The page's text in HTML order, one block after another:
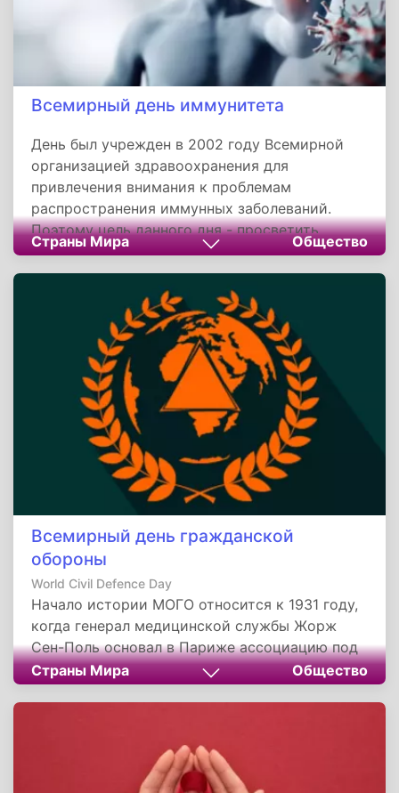
Всемирный день иммунитета
День был учрежден в 2002 году Всемирной
организацией здравоохранения для
привлечения внимания к проблемам
распространения иммунных заболеваний.
Поэтому цель данного дня - просветить
общество о факторах и причинах развития и
распространения иммунных заболеваний.
Медицинские работники призывают людей
более ответственно подходить к с своему
здоровью, избавиться от пагубных привычек и
вести здоровый образ жизни.
Страны Мира Общество
Всемирный день гражданской
обороны
World Civil Defence Day
Начало истории МОГО относится к 1931 году,
когда генерал медицинской службы Жорж
Сен-Поль основал в Париже ассоциацию под
названием «Женевские зоны». Инициатива
создания этой организации исходила от
поддерживаемые международными
Страны Мира Общество